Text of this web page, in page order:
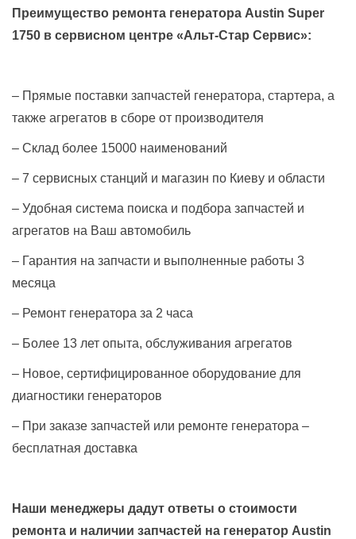
Преимущество ремонта генератора Austin Super
1750 в сервисном центре «Альт-Стар Сервис»:
– Прямые поставки запчастей генератора, стартера, а
также агрегатов в сборе от производителя
– Склад более 15000 наименований
– 7 сервисных станций и магазин по Киеву и области
– Удобная система поиска и подбора запчастей и
агрегатов на Ваш автомобиль
– Гарантия на запчасти и выполненные работы 3
месяца
– Ремонт генератора за 2 часа
– Более 13 лет опыта, обслуживания агрегатов
– Новое, сертифицированное оборудование для
диагностики генераторов
– При заказе запчастей или ремонте генератора –
бесплатная доставка
Наши менеджеры дадут ответы о стоимости
ремонта и наличии запчастей на генератор Austin